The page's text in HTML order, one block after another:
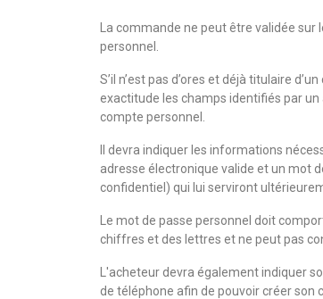
La commande ne peut être validée
personnel.
S’il n’est pas d’ores et déjà titulaire
exactitude les champs identifiés par
compte personnel.
Il devra indiquer les informations
adresse électronique valide et un mot
confidentiel) qui lui serviront
Le mot de passe personnel doit
chiffres et des lettres et ne peut pas
L'acheteur devra également indiquer
de téléphone afin de pouvoir créer son